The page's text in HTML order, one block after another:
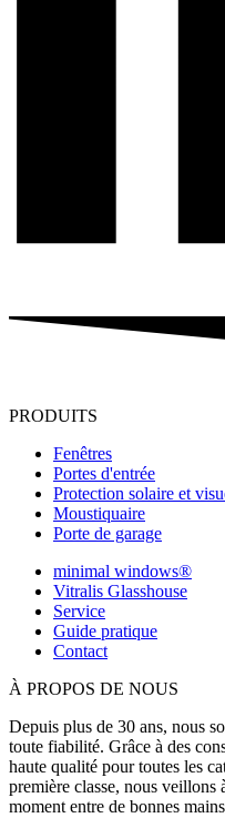
PRODUITS
Fenêtres
Portes d'entrée
Protection solaire et
Moustiquaire
Porte de garage
minimal windows®
Vitralis Glasshouse
Service
Guide pratique
Contact
À PROPOS DE NOUS
Depuis plus de 30 ans, nous
toute fiabilité. Grâce à des
haute qualité pour toutes les
première classe, nous veillons
moment entre de bonnes